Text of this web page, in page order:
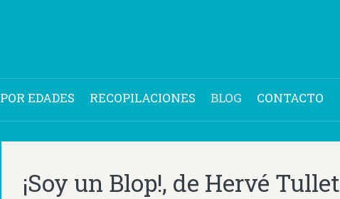
POR EDADES RECOPILACIONES BLOG CONTACTO
¡Soy un Blop!, de Hervé Tullet